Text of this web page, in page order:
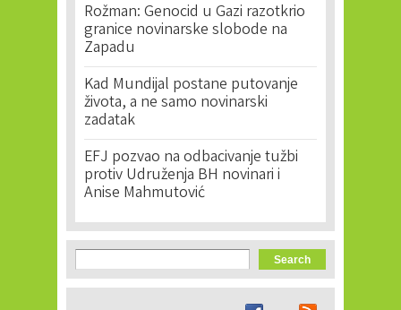
Rožman: Genocid u Gazi razotkrio
granice novinarske slobode na
Zapadu
Kad Mundijal postane putovanje
života, a ne samo novinarski
zadatak
EFJ pozvao na odbacivanje tužbi
protiv Udruženja BH novinari i
Anise Mahmutović
Search form
Search